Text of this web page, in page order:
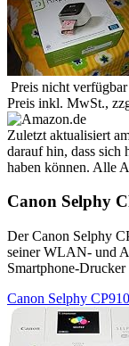
Preis nicht verfügbar
Preis inkl. MwSt.,
Zuletzt aktualisiert
darauf hin, dass sich
haben können. Alle
Canon Selphy
Der Canon Selphy
seiner WLAN- und
Smartphone-Drucker
Canon Selphy